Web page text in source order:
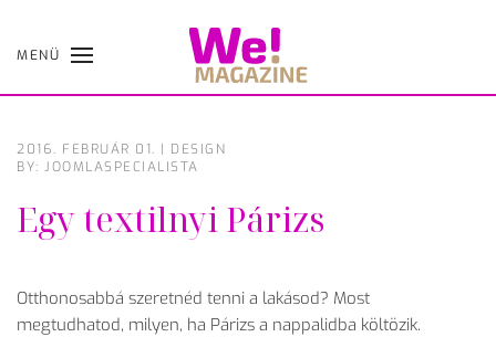
Skip
MENÜ
2016. FEBRUÁR 01. | DESIGN
BY: JOOMLASPECIALISTA
Egy textilnyi Párizs
Otthonosabbá szeretnéd tenni a lakásod? Most
megtudhatod, milyen, ha Párizs a nappalidba költözik.